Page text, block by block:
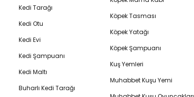
Kedi Tarağı
Kedi Otu
Kedi Evi
Kedi Şampuanı
Kedi Maltı
Buharlı Kedi Tarağı
Köpek Tasması
Köpek Yatağı
Köpek Şampuanı
Kuş Yemleri
Muhabbet Kuşu Yemi